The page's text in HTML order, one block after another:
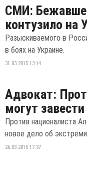
СМИ:
контузило на
Разыскиваемого в
в боях на Украине.
31.03.2015 13:14
Адвокат:
могут
Против националиста
новое дело об
26.03.2015 17:37